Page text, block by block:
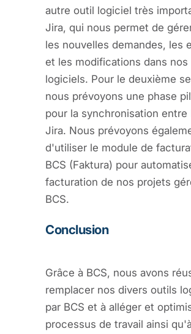
autre outil logiciel très
Jira, qui nous permet de
les nouvelles demandes, les
et les modifications dans nos
logiciels. Pour le deuxième
nous prévoyons une phase
pour la synchronisation entre
Jira. Nous prévoyons
d'utiliser le module de
BCS (Faktura) pour
facturation de nos projets
BCS.
Conclusion
Grâce à BCS, nous avons
remplacer nos divers outils
par BCS et à alléger et
processus de travail ainsi